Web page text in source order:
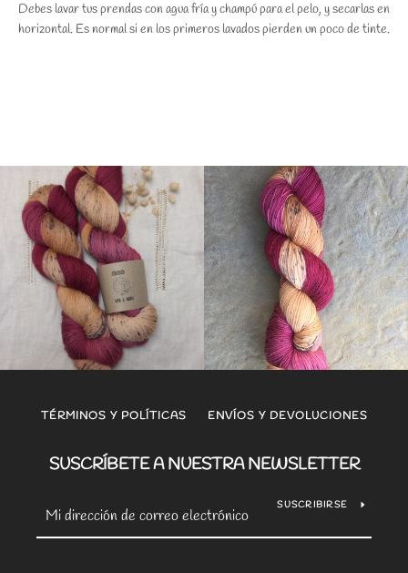
Debes lavar tus prendas con agua fría y champú para el pelo, y secarlas en
horizontal. Es normal si en los primeros lavados pierden un poco de tinte.
TÉRMINOS Y POLÍTICAS ENVÍOS Y DEVOLUCIONES
SUSCRÍBETE A NUESTRA NEWSLETTER
SUSCRIBIRSE